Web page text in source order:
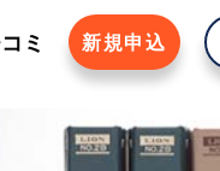
ミ 新規申込